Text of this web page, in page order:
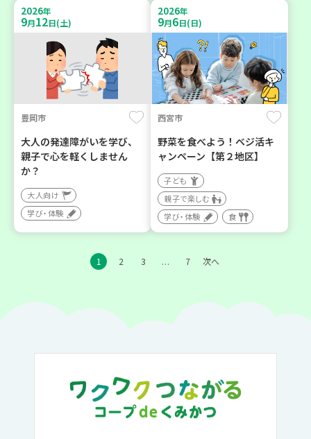
2026年
9月12日(土)
豊岡市
大人の発達障がいを学び、
親子で心を軽くしません
か？
大人向け
学び・体験
2026年
9月6日(日)
西宮市
野菜を食べよう！ベジ活キ
ャンペーン【第２地区】
子ども
親子で楽しむ
学び・体験
食
1 2 3 … 7 次へ